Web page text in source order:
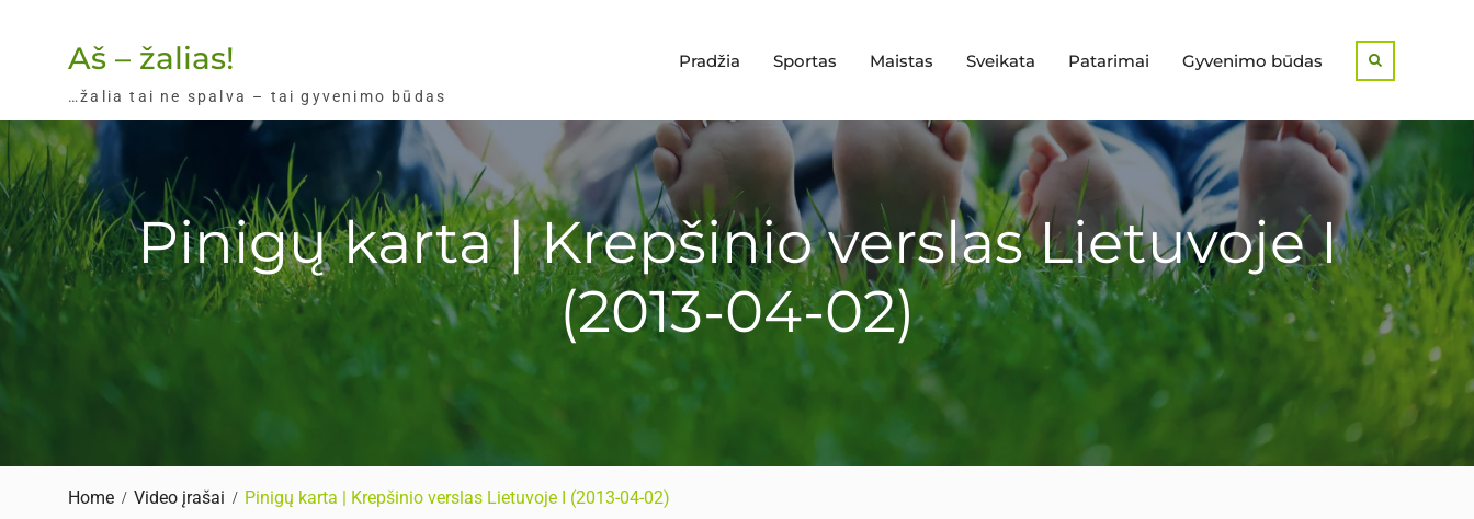
Aš – žalias!
…žalia tai ne spalva – tai gyvenimo būdas
Pradžia Sportas Maistas Sveikata Patarimai Gyvenimo būdas
Pinigų karta | Krepšinio verslas Lietuvoje I
(2013-04-02)
Home Video įrašai Pinigų karta | Krepšinio verslas Lietuvoje I (2013-04-02)